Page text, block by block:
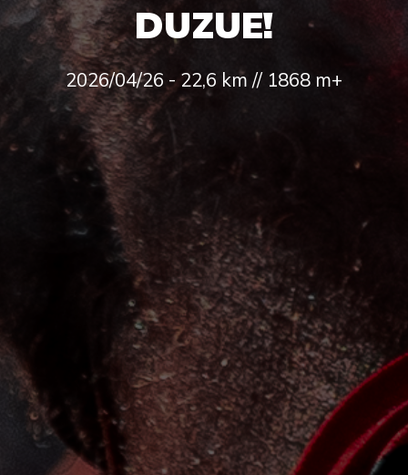
DUZUE!
2026/04/26 - 22,6 km // 1868 m+